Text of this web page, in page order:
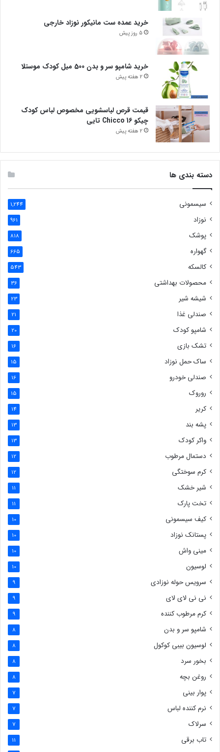
خرید عمده ست مانیکور نوزاد خارجی
5 روز پیش
خرید شامپو سر و بدن 500 میل کودک موستلا
2 هفته پیش
قیمت قرص لباسشویی مخصوص لباس کودک
چیکو Chicco 16 تایی
2 هفته پیش
دسته بندی ها
سیسمونی 1,244
نوزاد 961
پوشک 818
گهواره 665
کالسکه 543
محصولات بهداشتی 36
شیشه شیر 23
صندلی غذا 21
شامپو کودک 20
تشک بازی 16
ساک حمل نوزاد 15
صندلی خودرو 16
روروک 15
کریر 14
پشه بند 13
واکر کودک 13
دستمال مرطوب 12
کرم سوختگی 12
شیر خشک 11
تخت پارک 11
کیف سیسمونی 10
پستانک نوزاد 10
مینی واش 10
لوسیون 10
سرویس حوله نوزادی 9
نی نی لای لای 9
کرم مرطوب کننده 9
شامپو سر و بدن 8
لوسیون بیبی کوکول 8
بخور سرد 8
روغن بچه 8
پوار بینی 7
نرم کننده لباس 7
سرلاک 7
تاب برقی 11